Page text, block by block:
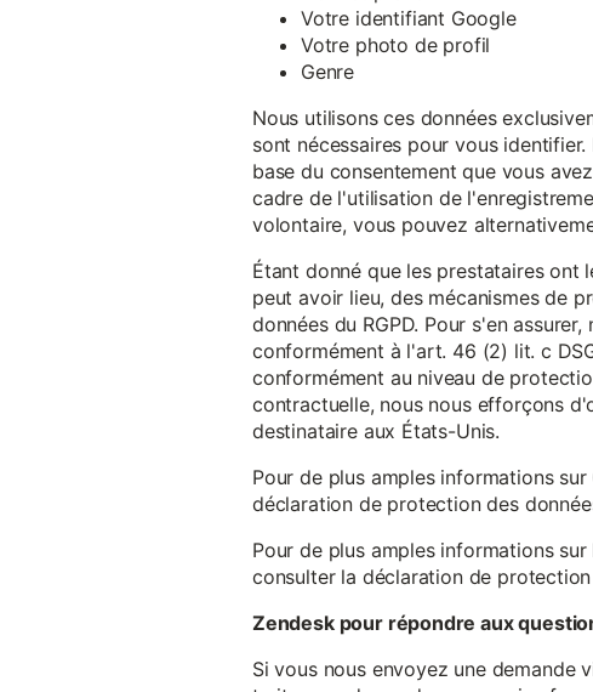
Votre identifiant Google
Votre photo de profil
Genre
Nous utilisons ces données
sont nécessaires pour vous
base du consentement que vous
cadre de l'utilisation de
volontaire, vous pouvez
Étant donné que les prestataires ont
peut avoir lieu, des mécanismes de
données du RGPD. Pour s'en
conformément à l'art. 46 (2) lit. c
conformément au niveau de
contractuelle, nous nous efforçons
destinataire aux États-Unis.
Pour de plus amples informations
déclaration de protection des
Pour de plus amples informations
consulter la déclaration de
Zendesk pour répondre aux
Si vous nous envoyez une demande